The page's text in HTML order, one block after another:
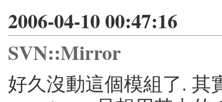
2006-04-10 00:47:16
SVN::Mirror
好久沒動這個模組了. 其